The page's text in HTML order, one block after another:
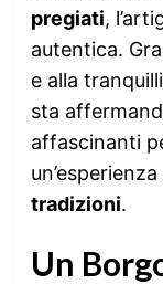
pregiati,
autentica.
e alla
sta
affascinanti
tradizioni.
Un